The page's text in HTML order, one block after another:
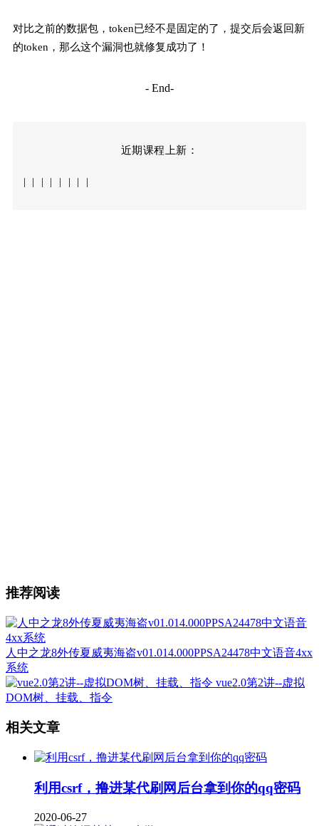
对比之前的数据包，token已经不是固定的了，提交后会返回新
的token，那么这个漏洞也就修复成功了！
- End-
近期课程上新：
| | | | | | | |
推荐阅读
人中之龙8外传夏威夷海盗v01.014.000PPSA24478中文语音4xx
系统
vue2.0第2讲--虚拟
DOM树、挂载、指令
相关文章
利用csrf，撸进某代刷网后台拿到你的qq密码
2020-06-27